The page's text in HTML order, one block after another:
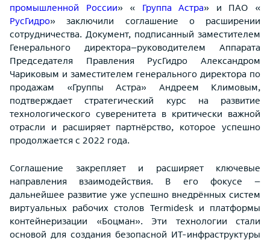
промышленной России» « Группа Астра» и ПАО «
РусГидро» заключили соглашение о расширении
сотрудничества. Документ, подписанный заместителем
Генерального директора–руководителем Аппарата
Председателя Правления РусГидро Александром
Чариковым и заместителем генерального директора по
продажам «Группы Астра» Андреем Климовым,
подтверждает стратегический курс на развитие
технологического суверенитета в критически важной
отрасли и расширяет партнёрство, которое успешно
продолжается с 2022 года.
Соглашение закрепляет и расширяет ключевые
направления взаимодействия. В его фокусе –
дальнейшее развитие уже успешно внедрённых систем
виртуальных рабочих столов Termidesk и платформы
контейнеризации «Боцман». Эти технологии стали
основой для создания безопасной ИТ-инфраструктуры